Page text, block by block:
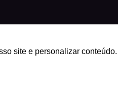
site e personalizar conteúdo.